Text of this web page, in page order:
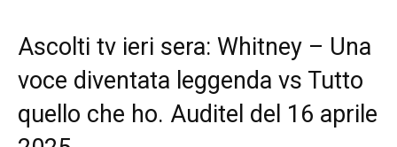
Ascolti tv ieri sera: Whitney – Una
voce diventata leggenda vs Tutto
quello che ho. Auditel del 16 aprile